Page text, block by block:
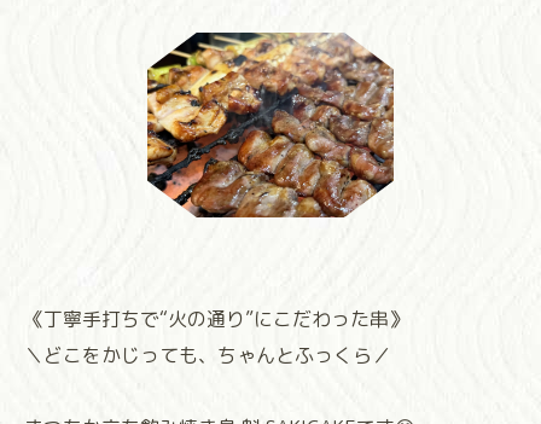
《丁寧手打ちで“火の通り”にこだわった串》
＼どこをかじっても、ちゃんとふっくら／